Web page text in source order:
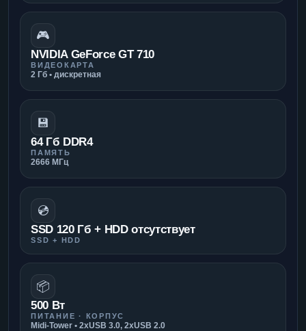
🎮
NVIDIA GeForce GT 710
ВИДЕОКАРТА
2 Гб • дискретная
💾
64 Гб DDR4
ПАМЯТЬ
2666 МГц
💿
SSD 120 Гб + HDD отсутствует
SSD + HDD
📦
500 Вт
ПИТАНИЕ · КОРПУС
Midi-Tower • 2xUSB 3.0, 2xUSB 2.0